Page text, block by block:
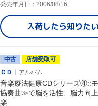
発売年月日：2006/08/16
入荷したら知りたい
中古
店舗受取可
ＣＤ
アルバム
音楽療法健康CDシリーズ④::
協奏曲≫で脳を活性、脳力向
楽